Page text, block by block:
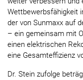
Wettbewerbsfähigkeit
der von Sunmaxx auf
– ein gemeinsam mit
einen elektrischen
eine Gesamteffizienz
Dr. Stein zufolge